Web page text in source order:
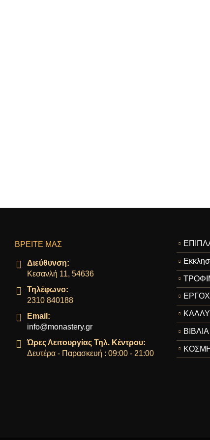
ΒΡΕΊΤΕ ΜΑΣ
Διεύθυνση:
Κεσανλή 11, 54636
Τηλέφωνο:
2310 840188
Email:
info@monastery.gr
Ώρες Λειτουργίας Τηλ. Κέντρου:
Δευτέρα - Παρασκευή : 09:00 - 21:00
ΒΙΒΛΙΑ